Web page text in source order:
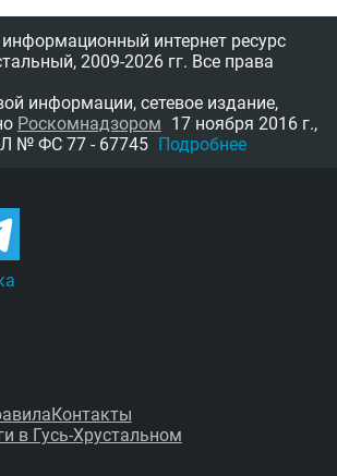
интернет ресурс
2009-2026 гг. Все права
информации, сетевое издание,
Роскомнадзором 17 ноября 2016 г.,
№ ФС 77 - 67745 Подробнее
Контакты
в Гусь-Хрустальном